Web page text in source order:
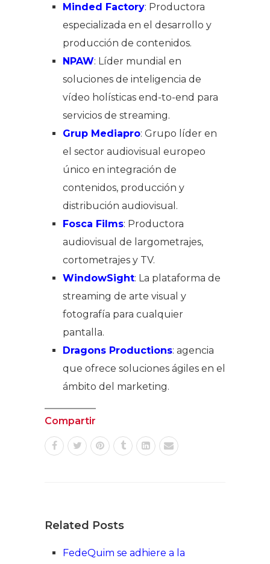
Minded Factory: Productora
especializada en el desarrollo y
producción de contenidos.
NPAW: Líder mundial en
soluciones de inteligencia de
vídeo holísticas end-to-end para
servicios de streaming.
Grup Mediapro: Grupo líder en
el sector audiovisual europeo
único en integración de
contenidos, producción y
distribución audiovisual.
Fosca Films: Productora
audiovisual de largometrajes,
cortometrajes y TV.
WindowSight: La plataforma de
streaming de arte visual y
fotografía para cualquier
pantalla.
Dragons Productions: agencia
que ofrece soluciones ágiles en el
ámbito del marketing.
Compartir
Related Posts
FedeQuim se adhiere a la